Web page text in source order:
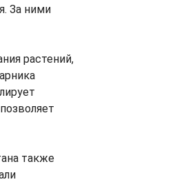
За ними
растений,
также